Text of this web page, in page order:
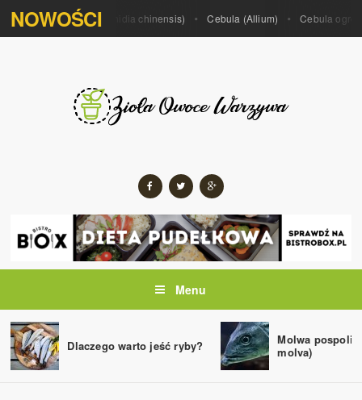
NOWOŚCIKiwi (Actinidia chinensis) Cebula (Allium) Cebula
Menu
Dlaczego warto jeść ryby?
Molwa
molva)